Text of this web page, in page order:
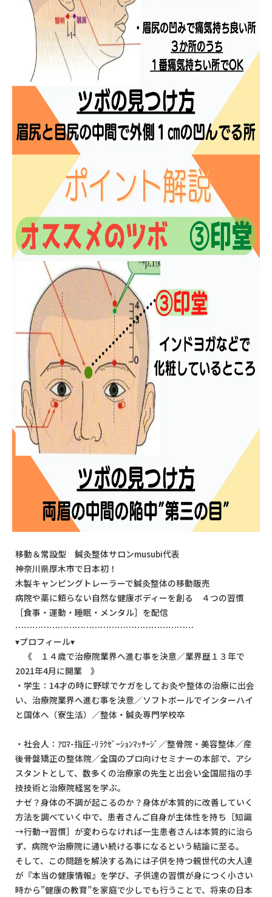
移動＆常設型 鍼灸整体サロンmusubi代表
神奈川県厚木市で日本初！
木製キャンピングトレーラーで鍼灸整体の移動販売
病院や薬に頼らない自然な健康ボディーを創る ４つの習慣
［食事・運動・睡眠・メンタル］を配信
⋯⋯⋯⋯⋯⋯⋯⋯⋯⋯⋯⋯⋯⋯⋯⋯⋯⋯⋯⋯⋯
▾プロフィール▾
《 １４歳で治療院業界へ進む事を決意／業界歴１３年で
2021年4月に開業 》
・学生：14才の時に野球でケガをしてお灸や整体の治療に出会
い、治療院業界へ進む事を決意／ソフトボールでインターハイ
と国体へ（寮生活）／整体・鍼灸専門学校卒
・社会人：ｱﾛﾏ-指圧-ﾘﾗｸｾﾞｰｼｮﾝﾏｯｻｰｼﾞ／整骨院・美容整体／産
後骨盤矯正の整体院／全国のプロ向けセミナーの本部で、アシ
スタントとして、数多くの治療家の先生と出会い全国屈指の手
技技術と治療院経営を学ぶ。
ナゼ？身体の不調が起こるのか？身体が本質的に改善していく
方法を調べていく中で、患者さんご自身が主体性を持ち［知識
→行動→習慣］が変わらなければ一生患者さんは本質的に治ら
ず、病院や治療院に通い続ける事になるという結論に至る。
そして、この問題を解決する為には子供を持つ親世代の大人達
が『本当の健康情報』を学び、子供達の習慣が身につく小さい
時から”健康の教育”を家庭で少しでも行うことで、将来の日本